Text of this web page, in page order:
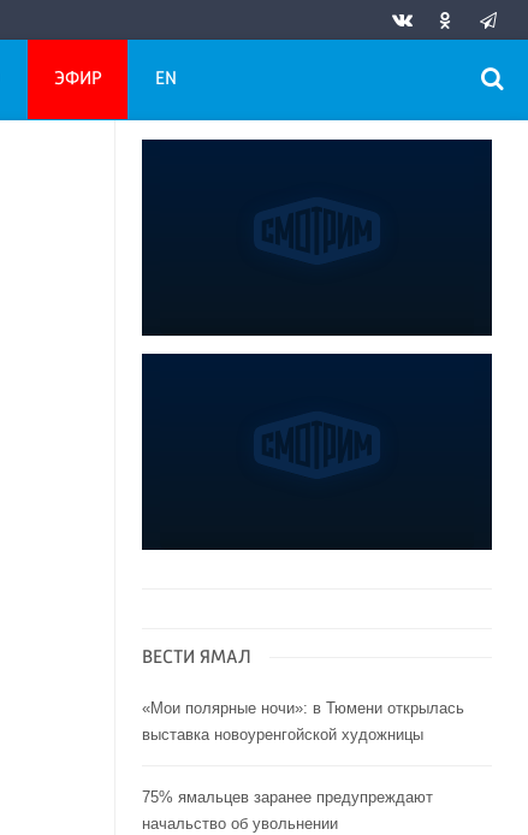
ЭФИР EN
ВЕСТИ ЯМАЛ
«Мои полярные ночи»: в Тюмени открылась
выставка новоуренгойской художницы
75% ямальцев заранее предупреждают
начальство об увольнении